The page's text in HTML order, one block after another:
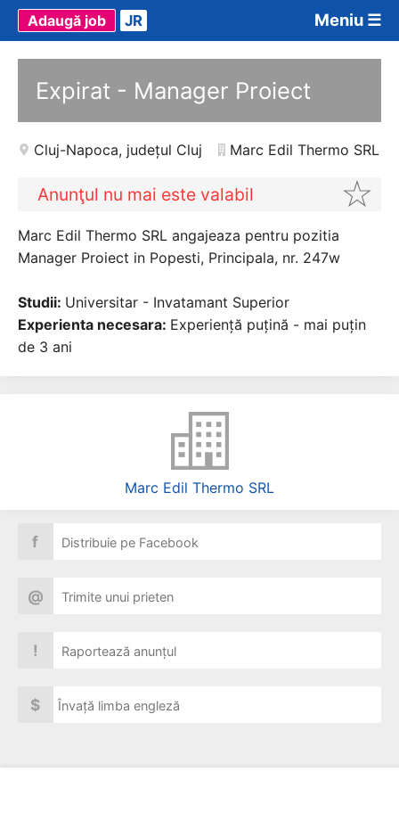
Meniu ☰
Adaugă job JR
Expirat - Manager Proiect
Cluj-Napoca, județul Cluj Marc Edil Thermo SRL
Anunţul nu mai este valabil
Marc Edil Thermo SRL angajeaza pentru pozitia
Manager Proiect in Popesti, Principala, nr. 247w
Studii: Universitar - Invatamant Superior
Experienta necesara: Experiență puțină - mai puțin
de 3 ani
Marc Edil Thermo SRL
f Distribuie pe Facebook
@ Trimite unui prieten
! Raportează anunțul
$ Învață limba engleză